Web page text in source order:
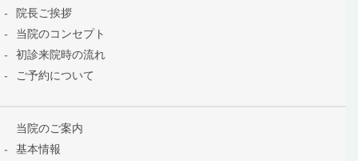
院長ご挨拶
当院のコンセプト
初診来院時の流れ
ご予約について
当院のご案内
基本情報